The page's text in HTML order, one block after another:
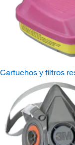
Cartuchos y filtros